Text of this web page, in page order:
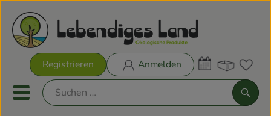
Registrieren Anmelden
Mobiles Menu öffnen oder